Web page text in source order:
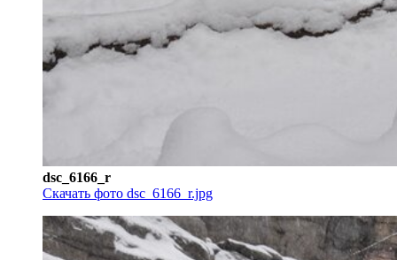
dsc_6166_r
Скачать фото dsc_6166_r.jpg